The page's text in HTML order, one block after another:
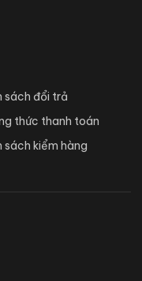
sách đổi trả
thức thanh toán
sách kiểm hàng